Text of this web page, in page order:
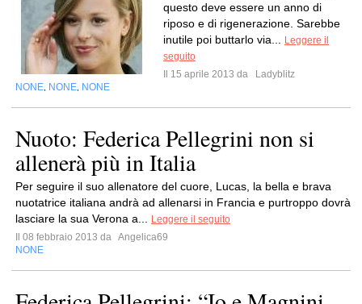
questo deve essere un anno di
riposo e di rigenerazione. Sarebbe
inutile poi buttarlo via...
Leggere il
seguito
Il 15 aprile 2013 da
Ladyblitz
NONE NONE NONE
Nuoto: Federica Pellegrini non si
allenerà più in Italia
Per seguire il suo allenatore del cuore, Lucas, la bella e brava
nuotatrice italiana andrà ad allenarsi in Francia e purtroppo dovrà
lasciare la sua Verona a...
Leggere il seguito
Il 08 febbraio 2013 da Angelica69
NONE